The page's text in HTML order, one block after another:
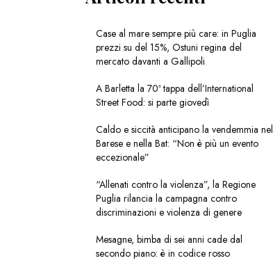
Case al mare sempre più care: in Puglia
prezzi su del 15%, Ostuni regina del
mercato davanti a Gallipoli
A Barletta la 70ª tappa dell’International
Street Food: si parte giovedì
Caldo e siccità anticipano la vendemmia nel
Barese e nella Bat: “Non è più un evento
eccezionale”
“Allenati contro la violenza”, la Regione
Puglia rilancia la campagna contro
discriminazioni e violenza di genere
Mesagne, bimba di sei anni cade dal
secondo piano: è in codice rosso